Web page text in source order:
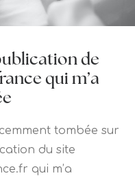
de
qui m’a
tombée sur
du site
qui m’a